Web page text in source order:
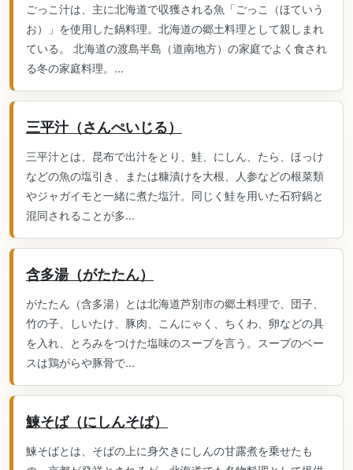
ごっこ汁は、主に北海道で収獲される魚「ごっこ（ほていう
お）」を使用した鍋料理。北海道の郷土料理として親しまれ
ている。 北海道の渡島半島（道南地方）の家庭でよく食され
る冬の家庭料理。...
三平汁（さんぺいじる）
三平汁とは、昆布で出汁をとり、鮭、にしん、たら、ほっけ
などの魚の塩引き、または糠漬けを大根、人参などの根菜類
やジャガイモと一緒に煮た塩汁。同じく鮭を用いた石狩鍋と
混同されることが多...
含多湯（がたたん）
がたたん（含多湯）とは北海道芦別市の郷土料理で、団子、
竹の子、しいたけ、豚肉、こんにゃく、ちくわ、卵などの具
を入れ、とろみをつけた塩味のスープを言う。スープのベー
スは鶏がらや豚骨で...
鰊そば（にしんそば）
鰊そばとは、そばの上に身欠きにしんの甘露煮を乗せたも